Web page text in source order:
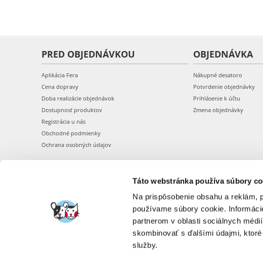
Táto webstránka používa súbory
Na prispôsobenie obsahu a
používame súbory cookie.
partnerom v oblasti sociálnych
skombinovať s ďalšími údajmi,
služby.
PRED OBJEDNÁVKOU
Aplikácia Fera
Cena dopravy
Doba realizácie objednávok
Dostupnosť produktov
Registrácia u nás
Obchodné podmienky
Ochrana osobných údajov
OBJEDNÁVKA
Nákupné desatoro
Potvrdenie objednávky
Prihlásenie k účtu
Zmena objednávky